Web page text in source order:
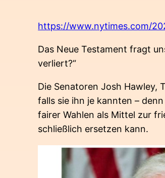
https://www.nytimes.com/
Das Neue Testament fragt
verliert?“
Die Senatoren Josh Hawley,
falls sie ihn je kannten –
fairer Wahlen als Mittel zur
schließlich ersetzen kann.